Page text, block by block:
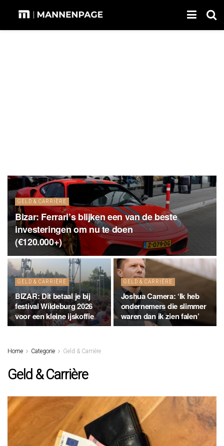
GELD & CARRIÈRE
Bizar: Ferrari’s blijken een van de beste
investeringen om nu te doen
(€120.000+)
GELD & CARRIÈRE
BIZAR: Dit betaal je bij
festival Wildeburg 2026
voor een kleine ijskoffie
GELD & CARRIÈRE
Joshua Camera: ‘Ik heb
ondernemers die slimmer
waren dan ik zien falen’
Home Categorie Geld & Carrière
Geld & Carrière